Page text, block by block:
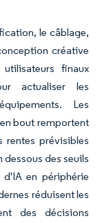
le câblage,
créative
finaux
actualiser les
Les
bout remportent
rentes prévisibles
des seuils
en périphérie
réduisent les
des décisions